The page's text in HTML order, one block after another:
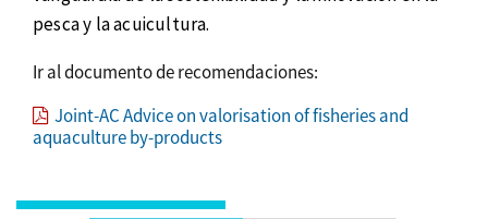
pesca y la acuicultura.
Ir al documento de recomendaciones:
Joint-AC Advice on valorisation of fisheries and
aquaculture by-products